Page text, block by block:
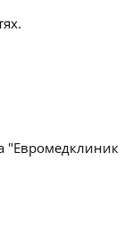
"Евромедклиник